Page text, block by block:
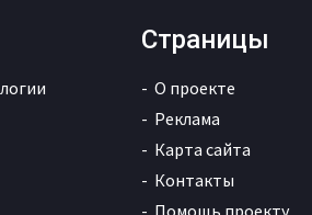
Страницы
О проекте
Реклама
Карта сайта
Контакты
Помощь проекту